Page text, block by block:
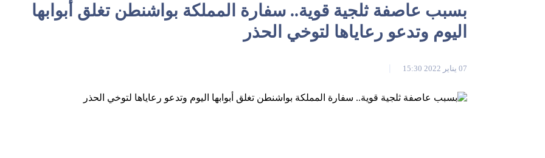
بسبب عاصفة ثلجية قوية.. سفارة المملكة بواشنطن تغلق أبوابها
اليوم وتدعو رعاياها لتوخي الحذر
07 يناير 2022 15:30